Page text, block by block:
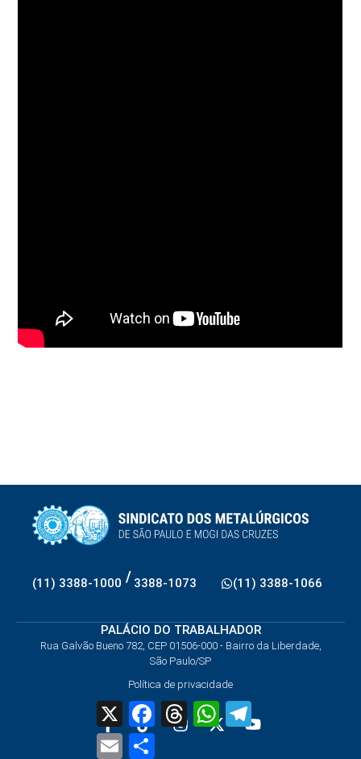
(11) 3388-1000 / 3388-1073 (11) 3388-1066
PALÁCIO DO TRABALHADOR
Rua Galvão Bueno 782, CEP 01506-000 - Bairro da Liberdade,
São Paulo/SP
Política de privacidade
X FacebookThreadsWhatsApp
Email